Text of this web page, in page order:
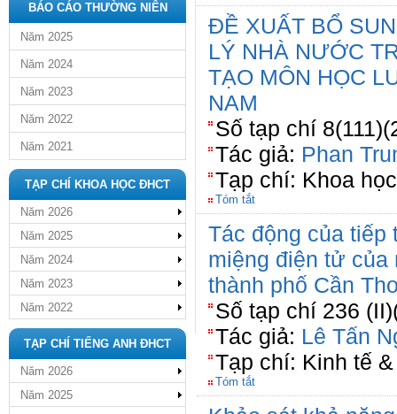
BÁO CÁO THƯỜNG NIÊN
Năm 2025
Năm 2024
Năm 2023
Năm 2022
Năm 2021
TẠP CHÍ KHOA HỌC ĐHCT
Năm 2026
Năm 2025
Năm 2024
Năm 2023
Năm 2022
TẠP CHÍ TIẾNG ANH ĐHCT
Năm 2026
Năm 2025
ĐỀ XUẤT BỔ
LÝ NHÀ NƯỚC
TẠO MÔN HỌC
NAM
Số tạp chí
Tác giả: Phan
Tạp chí: Khoa
Tóm tắt
Tác động của tiếp
miệng điện tử
thành phố Cần
Số tạp chí 236
Tác giả: Lê Tấn
Tạp chí: Kinh tế
Tóm tắt